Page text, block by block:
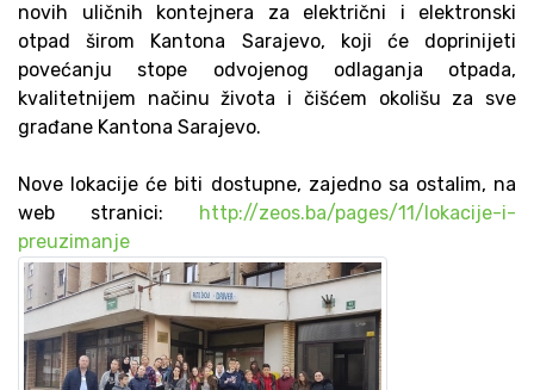
novih uličnih kontejnera za električni i elektronski
otpad širom Kantona Sarajevo, koji će doprinijeti
povećanju stope odvojenog odlaganja otpada,
kvalitetnijem načinu života i čišćem okolišu za sve
građane Kantona Sarajevo.
Nove lokacije će biti dostupne, zajedno sa ostalim, na
web stranici: http://zeos.ba/pages/11/lokacije-i-
preuzimanje